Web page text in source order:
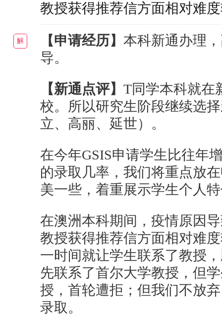
教授获得推荐信方面相对难
解 【申请经历】 本科新通办理
导。
【新通点评】 T同学本科就在
校。所以研究生阶段继续选
立、高丽、延世）。
在今年GSIS申请学生比往年
的录取几率，我们将重点放
美一些，着重展示学生个人
在澳洲本科期间，疫情原因
教授获得推荐信方面相对难
一时间就让学生联系了教授
先联系了首尔大学教授，但
授，首轮遭拒；但我们不放
录取。